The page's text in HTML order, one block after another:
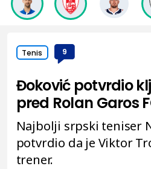
Tenis 9
Đoković potvrdio
pred Rolan Garos
Najbolji srpski teniser
potvrdio da je Viktor
trener.